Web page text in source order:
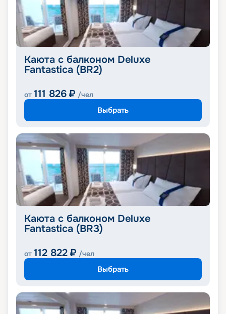
Каюта с балконом Deluxe
Fantastica (BR2)
от 111 826 ₽ /чел
Выбрать
Каюта с балконом Deluxe
Fantastica (BR3)
от 112 822 ₽ /чел
Выбрать